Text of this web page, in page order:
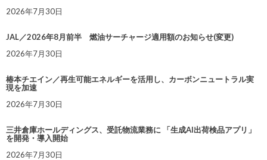
2026年7月30日
JAL／2026年8月前半 燃油サーチャージ適用額のお知らせ(変更)
2026年7月30日
椿本チエイン／再生可能エネルギーを活用し、カーボンニュートラル実
現を加速
2026年7月30日
三井倉庫ホールディングス、受託物流業務に 「生成AI出荷検品アプリ」
を開発・導入開始
2026年7月30日